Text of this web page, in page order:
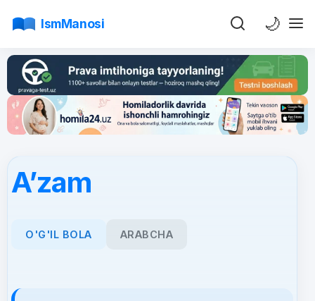
IsmManosi 🌙
A’zam
O'G'IL BOLA ARABCHA